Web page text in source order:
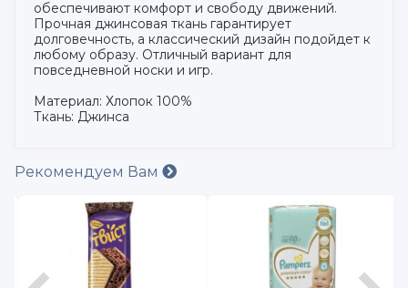
обеспечивают комфорт и свободу движений.
Прочная джинсовая ткань гарантирует
долговечность, а классический дизайн подойдет к
любому образу. Отличный вариант для
повседневной носки и игр.
Материал: Хлопок 100%
Ткань: Джинса
Рекомендуем Вам